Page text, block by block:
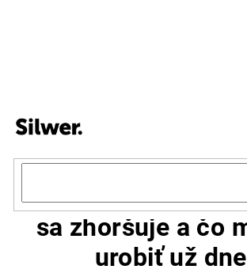
Zrak po
sa zhoršuje a čo
urobiť už